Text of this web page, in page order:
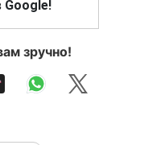
Google!
зручно!